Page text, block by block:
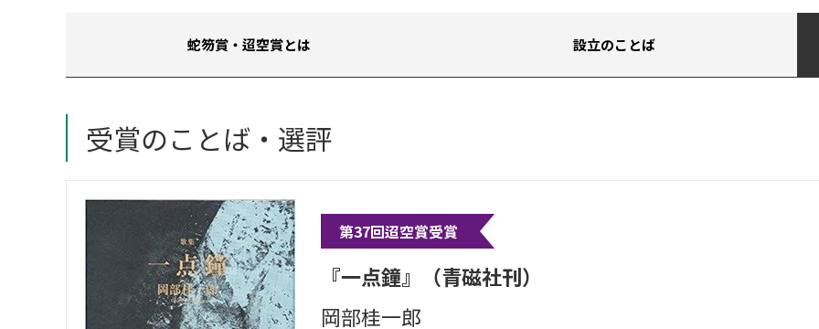
蛇笏賞・迢空賞とは 設立のことば
受賞のことば・選評
第37回迢空賞受賞
『一点鐘』（青磁社刊）
岡部桂一郎